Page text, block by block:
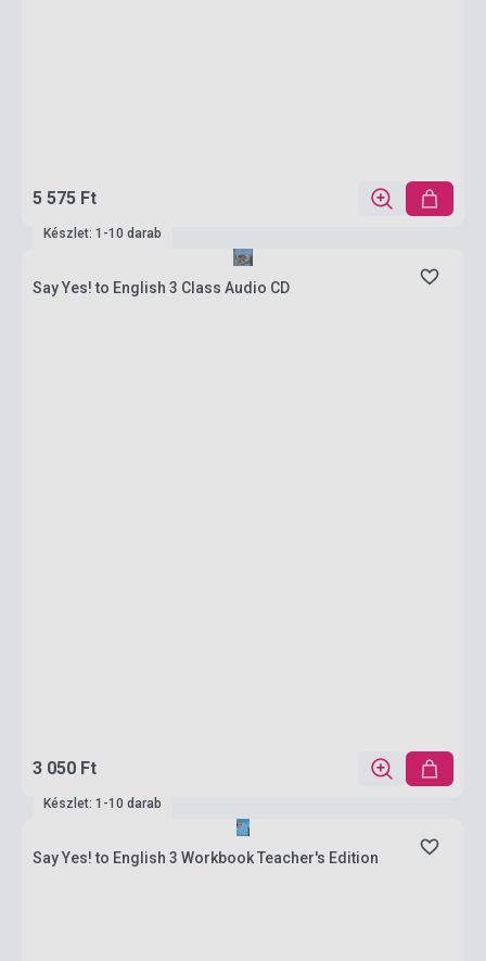
5 575 Ft
Készlet: 1-10 darab
Say Yes! to English 3 Class Audio CD
3 050 Ft
Készlet: 1-10 darab
Say Yes! to English 3 Workbook Teacher's Edition